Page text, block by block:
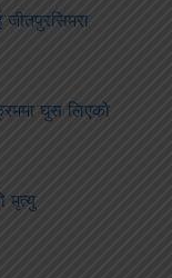
घुस लिएको
मृत्यु